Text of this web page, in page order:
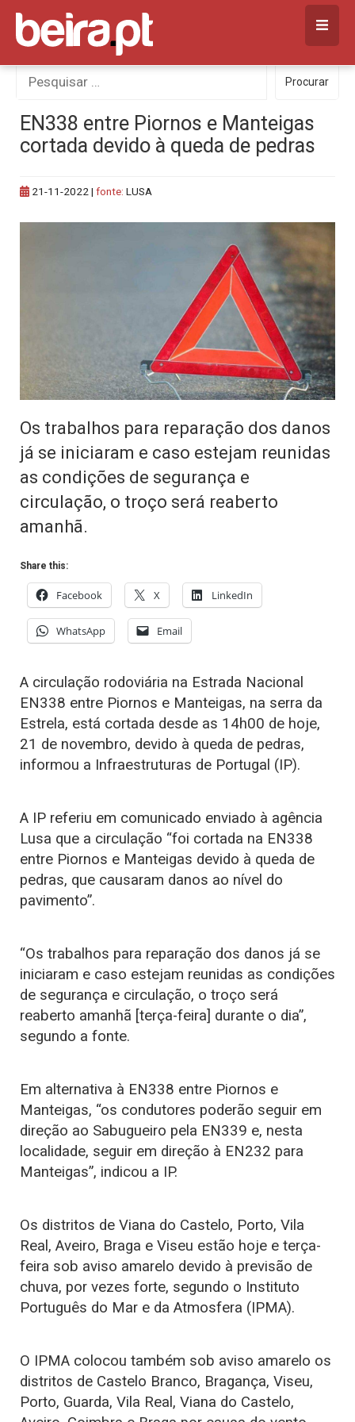
Skip
content
Procurar
por:
Procurar
EN338 entre Piornos e Manteigas
cortada devido à queda de pedras
21-11-2022 | fonte: LUSA
Os trabalhos para reparação dos danos
já se iniciaram e caso estejam reunidas
as condições de segurança e
circulação, o troço será reaberto
amanhã.
Share this:
Facebook X LinkedIn
WhatsApp Email
A circulação rodoviária na Estrada Nacional
EN338 entre Piornos e Manteigas, na serra da
Estrela, está cortada desde as 14h00 de hoje,
21 de novembro, devido à queda de pedras,
informou a Infraestruturas de Portugal (IP).
A IP referiu em comunicado enviado à agência
Lusa que a circulação “foi cortada na EN338
entre Piornos e Manteigas devido à queda de
pedras, que causaram danos ao nível do
pavimento”.
“Os trabalhos para reparação dos danos já se
iniciaram e caso estejam reunidas as condições
de segurança e circulação, o troço será
reaberto amanhã [terça-feira] durante o dia”,
segundo a fonte.
Em alternativa à EN338 entre Piornos e
Manteigas, “os condutores poderão seguir em
direção ao Sabugueiro pela EN339 e, nesta
localidade, seguir em direção à EN232 para
Manteigas”, indicou a IP.
Os distritos de Viana do Castelo, Porto, Vila
Real, Aveiro, Braga e Viseu estão hoje e terça-
feira sob aviso amarelo devido à previsão de
chuva, por vezes forte, segundo o Instituto
Português do Mar e da Atmosfera (IPMA).
O IPMA colocou também sob aviso amarelo os
distritos de Castelo Branco, Bragança, Viseu,
Porto, Guarda, Vila Real, Viana do Castelo,